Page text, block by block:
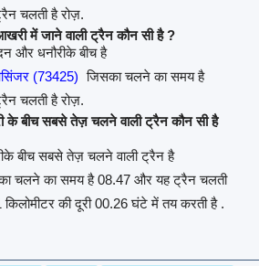
चलती है रोज़.
में जाने वाली ट्रैन कौन सी है ?
और धनौरीके बीच है
(73425) जिसका चलने का समय है
चलती है रोज़.
के बीच सबसे तेज़ चलने वाली ट्रैन कौन सी है
बीच सबसे तेज़ चलने वाली ट्रैन है
चलने का समय है 08.47 और यह ट्रैन चलती
की दूरी 00.26 घंटे में तय करती है .